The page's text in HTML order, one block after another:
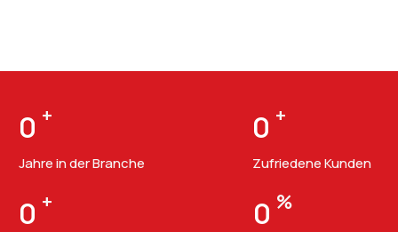
0 +
Jahre in der Branche
0 +
Zufriedene Kunden
0 + 0 %